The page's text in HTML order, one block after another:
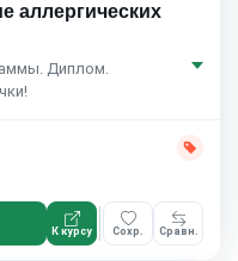
аллергических
Диплом.
К курсу Сохр. Сравн.